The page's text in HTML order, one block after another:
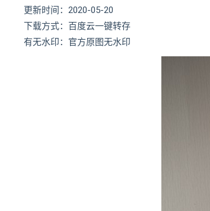
更新时间：2020-05-20
下载方式：百度云一键转存
有无水印：官方原图无水印